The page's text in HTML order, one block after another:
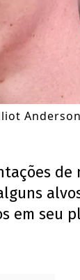
de
em seu